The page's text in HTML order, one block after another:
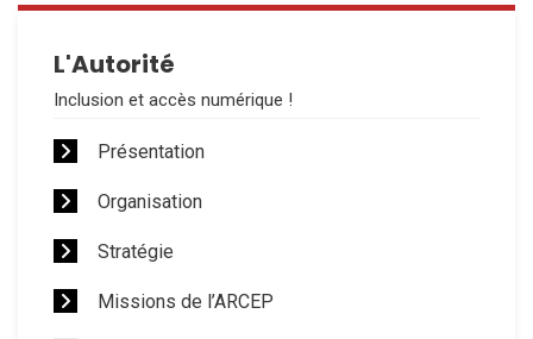
L'Autorité
Inclusion et accès numérique !
Présentation
Organisation
Stratégie
Missions de l’ARCEP